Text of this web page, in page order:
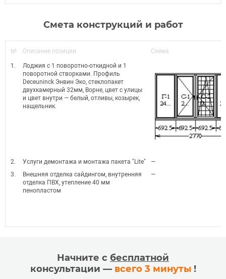
Смета конструкций и работ
№ Описание позиции Схема
1.
Лоджия с 1 поворотно-откидной и 1
поворотной створками. Профиль
Deceuninck Энвин Эко, стеклопакет
двухкамерный 32мм, Ворне, цвет с улицы
и цвет внутри — белый, отливы, козырек,
нащельник.
2. Услуги демонтажа и монтажа пакета "Lite"
—
3.
Внешняя отделка сайдингом, внутренняя
отделка ПВХ, утепление 40 мм
пенопластом
—
Начните с бесплатной
консультации — всего 3 минуты!